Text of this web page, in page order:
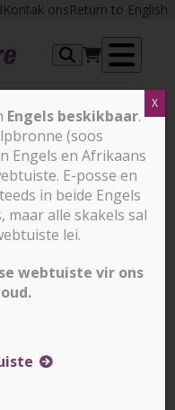
Kontak onsReturn to English
soos
intree!
Engels beskikbaar.
(soos
Engels en Afrikaans
E-posse en
in beide Engels
maar alle skakels sal
lei.
webtuiste vir ons
X